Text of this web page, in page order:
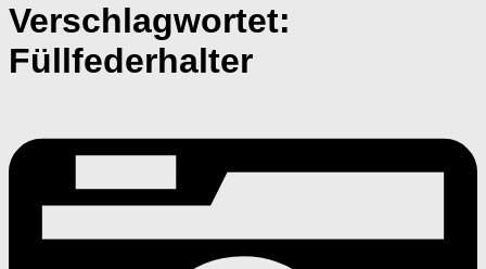
Verschlagwortet:
Füllfederhalter